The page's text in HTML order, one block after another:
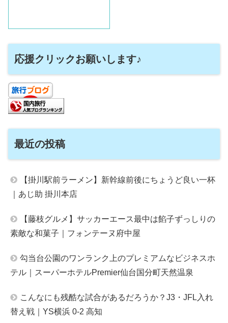
応援クリックお願いします♪
最近の投稿
【掛川駅前ラーメン】新幹線前後にちょうど良い一杯
｜あじ助 掛川本店
【藤枝グルメ】サッカーエース最中は餡子ずっしりの
素敵な和菓子｜フォンテーヌ府中屋
勾当台公園のワンランク上のプレミアムなビジネスホ
テル｜スーパーホテルPremier仙台国分町天然温泉
こんなにも残酷な試合があるだろうか？J3・JFL入れ
替え戦｜YS横浜 0-2 高知